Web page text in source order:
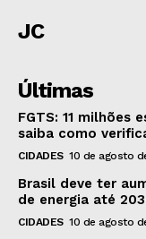
JC
Últimas
FGTS: 11 milhões
saiba como
CIDADES 10 de agosto
Brasil deve ter
de energia até
CIDADES 10 de agosto